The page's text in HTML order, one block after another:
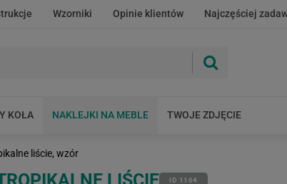
Wzorniki Opinie klientów Najczęściej
KOŁA NAKLEJKI NA MEBLE TWOJE ZDJĘCIE
liście, wzór
ID 1164